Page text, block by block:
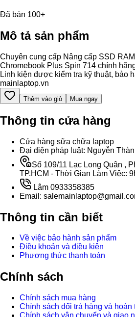
Đã bán 100+
Mô tả sản phẩm
Chuyên cung cấp Nâng cấp SSD
Chromebook Plus Spin 714 chính
Linh kiện được kiểm tra kỹ thuật, bảo
mainlaptop.vn
Thêm vào giỏ Mua ngay
Thông tin cửa hàng
Cửa hàng sữa chữa laptop
Đại diện pháp luật: Nguyễn
Số 109/11 Lạc Long Quân ,
TP.HCM - Thời Gian Làm Việc:
Lâm 0933358385
Email:
Thông tin cần biết
Về việc bảo hành sản phẩm
Điều khoản và điều kiện
Phương thức thanh toán
Chính sách
Chính sách mua hàng
Chính sách đổi trả hàng và hoàn